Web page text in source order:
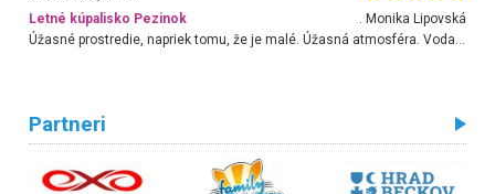
Letné kúpalisko Pezinok
. Monika Lipovská
Úžasné prostredie, napriek tomu, že je malé. Úžasná atmosféra. Voda fantastická a nádherná. Ľudí je pomerne veľa, ale su mili a ohľaduplní. Je veľmi zaujímavé sledovať, ako dokážu spolu športovať cudzí ľudia a bez ohľadu na vek. Vládne tu pohoda. Vnuka neviem dostať z vody. Ďakujem za krásny deň . Urcite sa sem vrátim. Jediný problém je s parkovaním, ale aj ten sa mi podarilo vyriešiť. Monika Bratislava
Partneri